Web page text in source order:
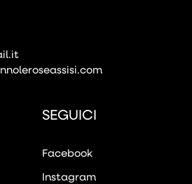
SEGUICI
Facebook
Instagram